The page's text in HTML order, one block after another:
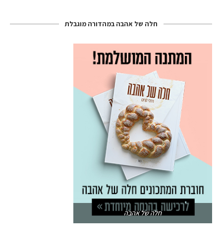
חלה של אהבה במהדורה מוגבלת
חלה של אהבה